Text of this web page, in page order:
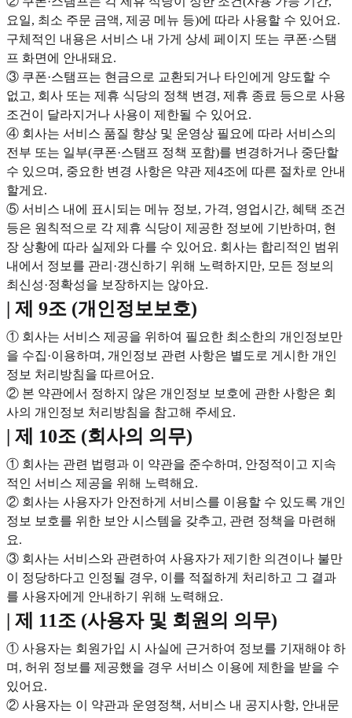
요일, 최소 주문 금액, 제공 메뉴 등)에 따라 사용할 수 있어요.
구체적인 내용은 서비스 내 가게 상세 페이지 또는 쿠폰·스탬
프 화면에 안내돼요.
③ 쿠폰·스탬프는 현금으로 교환되거나 타인에게 양도할 수
없고, 회사 또는 제휴 식당의 정책 변경, 제휴 종료 등으로 사용
조건이 달라지거나 사용이 제한될 수 있어요.
④ 회사는 서비스 품질 향상 및 운영상 필요에 따라 서비스의
전부 또는 일부(쿠폰·스탬프 정책 포함)를 변경하거나 중단할
수 있으며, 중요한 변경 사항은 약관 제4조에 따른 절차로 안내
할게요.
⑤ 서비스 내에 표시되는 메뉴 정보, 가격, 영업시간, 혜택 조건
등은 원칙적으로 각 제휴 식당이 제공한 정보에 기반하며, 현
장 상황에 따라 실제와 다를 수 있어요. 회사는 합리적인 범위
내에서 정보를 관리·갱신하기 위해 노력하지만, 모든 정보의
최신성·정확성을 보장하지는 않아요.
| 제 9조 (개인정보보호)
① 회사는 서비스 제공을 위하여 필요한 최소한의 개인정보만
을 수집·이용하며, 개인정보 관련 사항은 별도로 게시한 개인
정보 처리방침을 따르어요.
② 본 약관에서 정하지 않은 개인정보 보호에 관한 사항은 회
사의 개인정보 처리방침을 참고해 주세요.
| 제 10조 (회사의 의무)
① 회사는 관련 법령과 이 약관을 준수하며, 안정적이고 지속
적인 서비스 제공을 위해 노력해요.
② 회사는 사용자가 안전하게 서비스를 이용할 수 있도록 개인
정보 보호를 위한 보안 시스템을 갖추고, 관련 정책을 마련해
요.
③ 회사는 서비스와 관련하여 사용자가 제기한 의견이나 불만
이 정당하다고 인정될 경우, 이를 적절하게 처리하고 그 결과
를 사용자에게 안내하기 위해 노력해요.
| 제 11조 (사용자 및 회원의 의무)
① 사용자는 회원가입 시 사실에 근거하여 정보를 기재해야 하
며, 허위 정보를 제공했을 경우 서비스 이용에 제한을 받을 수
있어요.
② 사용자는 이 약관과 운영정책, 서비스 내 공지사항, 안내문